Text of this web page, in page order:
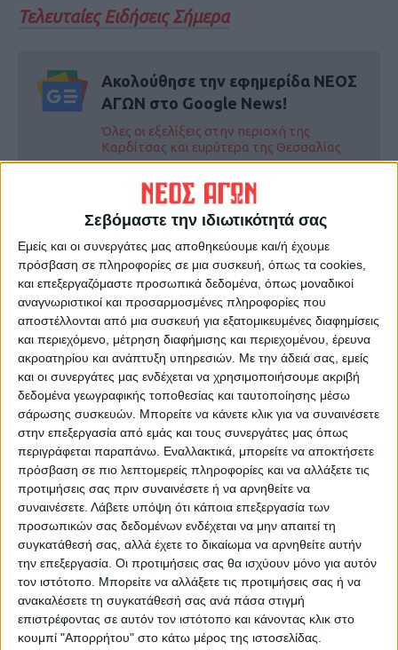
Σεβόμαστε την ιδιωτικότητά σας
Εμείς και οι συνεργάτες μας αποθηκεύουμε και/ή έχουμε
πρόσβαση σε πληροφορίες σε μια συσκευή, όπως τα cookies,
και επεξεργαζόμαστε προσωπικά δεδομένα, όπως μοναδικοί
αναγνωριστικοί και προσαρμοσμένες πληροφορίες που
αποστέλλονται από μια συσκευή για εξατομικευμένες διαφημίσεις
και περιεχόμενο, μέτρηση διαφήμισης και περιεχομένου, έρευνα
ακροατηρίου και ανάπτυξη υπηρεσιών. Με την άδειά σας, εμείς
και οι συνεργάτες μας ενδέχεται να χρησιμοποιήσουμε ακριβή
δεδομένα γεωγραφικής τοποθεσίας και ταυτοποίησης μέσω
σάρωσης συσκευών. Μπορείτε να κάνετε κλικ για να συναινέσετε
στην επεξεργασία από εμάς και τους συνεργάτες μας όπως
περιγράφεται παραπάνω. Εναλλακτικά, μπορείτε να αποκτήσετε
πρόσβαση σε πιο λεπτομερείς πληροφορίες και να αλλάξετε τις
προτιμήσεις σας πριν συναινέσετε ή να αρνηθείτε να
συναινέσετε. Λάβετε υπόψη ότι κάποια επεξεργασία των
προσωπικών σας δεδομένων ενδέχεται να μην απαιτεί τη
συγκατάθεσή σας, αλλά έχετε το δικαίωμα να αρνηθείτε αυτήν
την επεξεργασία. Οι προτιμήσεις σας θα ισχύουν μόνο για αυτόν
τον ιστότοπο. Μπορείτε να αλλάξετε τις προτιμήσεις σας ή να
ανακαλέσετε τη συγκατάθεσή σας ανά πάσα στιγμή
επιστρέφοντας σε αυτόν τον ιστότοπο και κάνοντας κλικ στο
κουμπί "Απορρήτου" στο κάτω μέρος της ιστοσελίδας.
Τελευταίες Ειδήσεις Σήμερα
Ακολούθησε την εφημερίδα ΝΕΟΣ
ΑΓΩΝ στο Google News!
Όλες οι εξελίξεις στην περιοχή της
Καρδίτσας και ευρύτερα της Θεσσαλίας
ΠΡΟΗΓΟΥΜΕΝΟ ΑΡΘΡΟ
Δεν αναθεώρησε η Ελλάδα τα
σχέδια διαχείρισης των
κινδύνων πλημμύρας
«Δαιμονοποίηση» του
βαμβακιού, προτάσεις που
έπρεπε προ πολλού να
μελετήσουμε
ΝΕΟΣ ΑΓΩΝ
https://neosagon.gr
Η Αρχαιότερη Καθημερινή Πρωινή Εφημερίδα της Καρδίτσας
ΠΑΡΟΜΟΙΑ ΑΡΘΡΑ